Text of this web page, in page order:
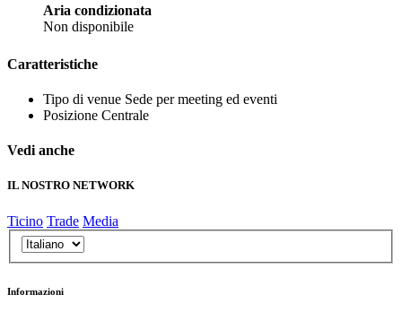
Aria condizionata
Non disponibile
Caratteristiche
Tipo di venue Sede per meeting ed eventi
Posizione Centrale
Vedi anche
IL NOSTRO NETWORK
Ticino Trade Media
Informazioni